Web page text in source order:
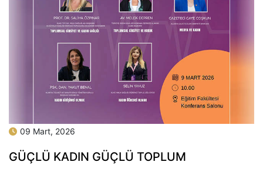
09 Mart, 2026
GÜÇLÜ KADIN GÜÇLÜ TOPLUM